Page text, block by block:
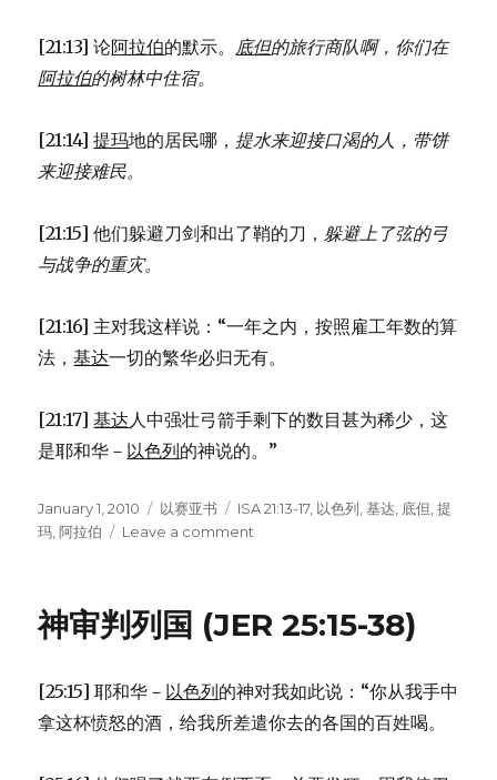
1:28-
33)
[21:13] 论阿拉伯的默示。 底但的旅行商队啊， 你们在
阿拉伯的树林中住宿。
[21:14]提玛地的居民哪， 提水来迎接口渴的人， 带饼
来迎接难民。
[21:15] 他们躲避刀剑和出了鞘的刀， 躲避上了弦的弓
与战争的重灾。
[21:16] 主对我这样说：“一年之内，按照雇工年数的算
法，基达一切的繁华必归无有。
[21:17]基达人中强壮弓箭手剩下的数目甚为稀少，这
是耶和华－ 以色列的神说的。”
Posted
on
January 1, 2010 Categories
以赛亚书 Tags
ISA 21:13-17, 以色列 ,基达 底但 ,提
玛 ,阿拉伯 Leave a comment
伯
息
(ISA
神审判列国 (JER 25:15-38)
[25:15] 耶和华－ 以色列的神对我如此说：“你从我手中
拿这杯愤怒的酒，给我所差遣你去的各国的百姓喝。